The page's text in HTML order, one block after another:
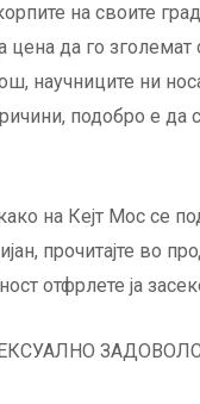
на своите
цена да го
научниците ни
подобро е да
на Кејт Мос се
прочитајте во
отфрлете ја